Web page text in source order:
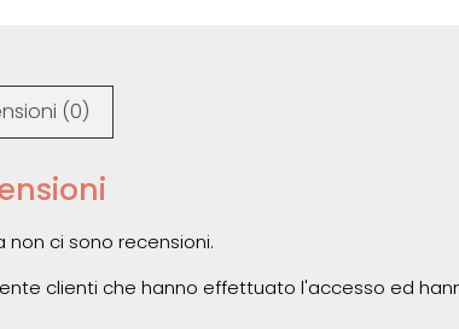
(0)
non ci sono recensioni.
clienti che hanno effettuato l'accesso ed